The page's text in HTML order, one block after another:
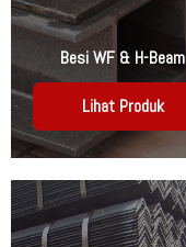
Besi WF & H-Beam
Lihat Produk